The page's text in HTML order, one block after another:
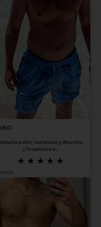
alto, morenazo y discreto.
¿Te apetece c...